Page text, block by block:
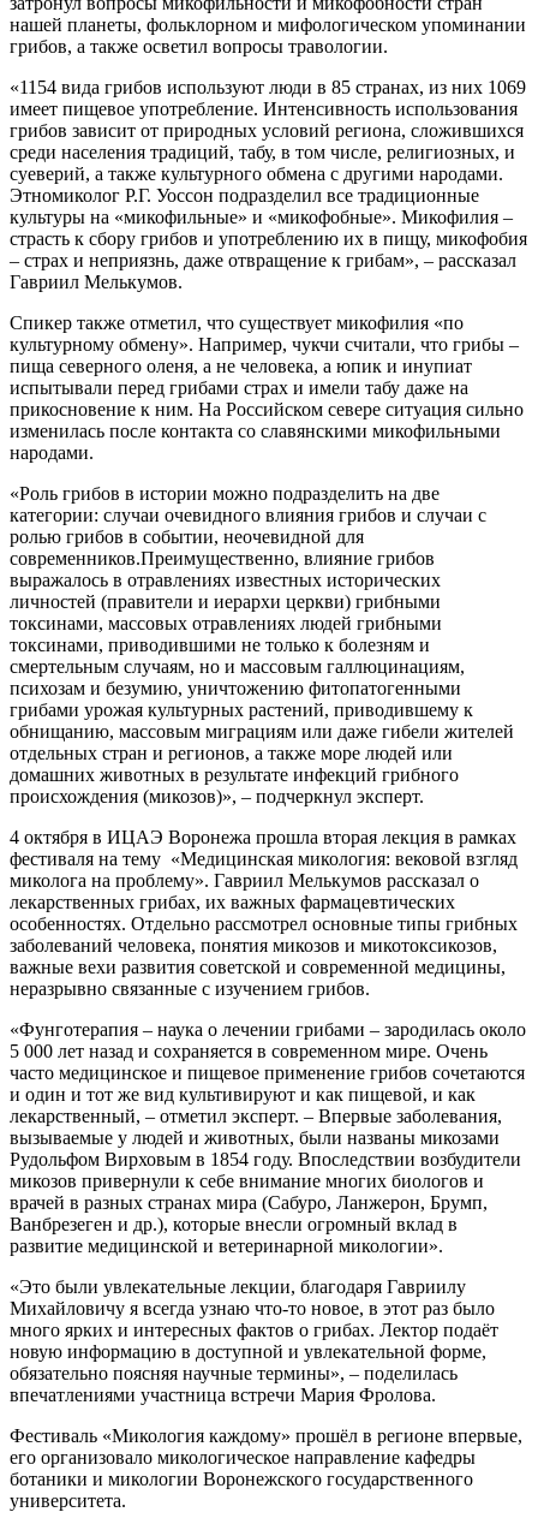
нашей планеты, фольклорном и мифологическом упоминании
грибов, а также осветил вопросы травологии.
«1154 вида грибов используют люди в 85 странах, из них 1069
имеет пищевое употребление. Интенсивность использования
грибов зависит от природных условий региона, сложившихся
среди населения традиций, табу, в том числе, религиозных, и
суеверий, а также культурного обмена с другими народами.
Этномиколог Р.Г. Уоссон подразделил все традиционные
культуры на «микофильные» и «микофобные». Микофилия –
страсть к сбору грибов и употреблению их в пищу, микофобия
– страх и неприязнь, даже отвращение к грибам», – рассказал
Гавриил Мелькумов.
Спикер также отметил, что существует микофилия «по
культурному обмену». Например, чукчи считали, что грибы –
пища северного оленя, а не человека, а юпик и инупиат
испытывали перед грибами страх и имели табу даже на
прикосновение к ним. На Российском севере ситуация сильно
изменилась после контакта со славянскими микофильными
народами.
«Роль грибов в истории можно подразделить на две
категории: случаи очевидного влияния грибов и случаи с
ролью грибов в событии, неочевидной для
современников.Преимущественно, влияние грибов
выражалось в отравлениях известных исторических
личностей (правители и иерархи церкви) грибными
токсинами, массовых отравлениях людей грибными
токсинами, приводившими не только к болезням и
смертельным случаям, но и массовым галлюцинациям,
психозам и безумию, уничтожению фитопатогенными
грибами урожая культурных растений, приводившему к
обнищанию, массовым миграциям или даже гибели жителей
отдельных стран и регионов, а также море людей или
домашних животных в результате инфекций грибного
происхождения (микозов)», – подчеркнул эксперт.
4 октября в ИЦАЭ Воронежа прошла вторая лекция в рамках
фестиваля на тему «Медицинская микология: вековой взгляд
миколога на проблему». Гавриил Мелькумов рассказал о
лекарственных грибах, их важных фармацевтических
особенностях. Отдельно рассмотрел основные типы грибных
заболеваний человека, понятия микозов и микотоксикозов,
важные вехи развития советской и современной медицины,
неразрывно связанные с изучением грибов.
«Фунготерапия – наука о лечении грибами – зародилась около
5 000 лет назад и сохраняется в современном мире. Очень
часто медицинское и пищевое применение грибов сочетаются
и один и тот же вид культивируют и как пищевой, и как
лекарственный, – отметил эксперт. – Впервые заболевания,
вызываемые у людей и животных, были названы микозами
Рудольфом Вирховым в 1854 году. Впоследствии возбудители
микозов привернули к себе внимание многих биологов и
врачей в разных странах мира (Сабуро, Ланжерон, Брумп,
Ванбрезеген и др.), которые внесли огромный вклад в
развитие медицинской и ветеринарной микологии».
«Это были увлекательные лекции, благодаря Гавриилу
Михайловичу я всегда узнаю что-то новое, в этот раз было
много ярких и интересных фактов о грибах. Лектор подаёт
новую информацию в доступной и увлекательной форме,
обязательно поясняя научные термины», – поделилась
впечатлениями участница встречи Мария Фролова.
Фестиваль «Микология каждому» прошёл в регионе впервые,
его организовало микологическое направление кафедры
ботаники и микологии Воронежского государственного
университета.